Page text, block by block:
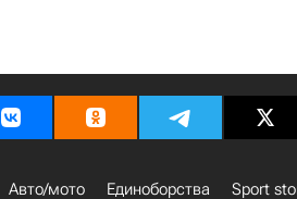
Авто/мото Единоборства Sport